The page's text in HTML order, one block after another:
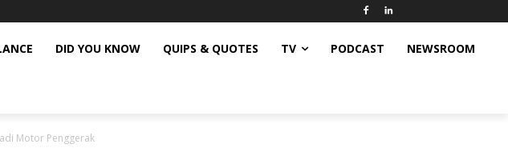
DID YOU KNOW QUIPS & QUOTES TV PODCAST NEWSROOM
Motor Penggerak